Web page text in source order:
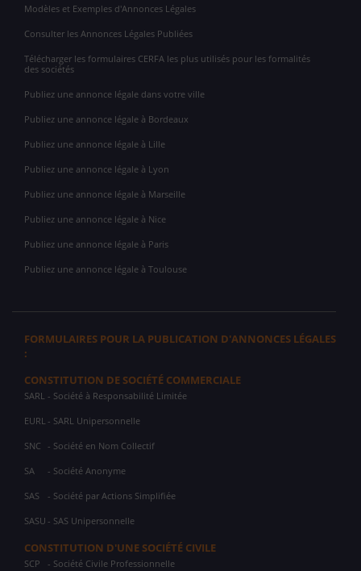
Modèles et Exemples d'Annonces Légales
Consulter les Annonces Légales Publiées
Télécharger les formulaires CERFA les plus utilisés pour les formalités
des sociétés
Publiez une annonce légale dans votre ville
Publiez une annonce légale à Bordeaux
Publiez une annonce légale à Lille
Publiez une annonce légale à Lyon
Publiez une annonce légale à Marseille
Publiez une annonce légale à Nice
Publiez une annonce légale à Paris
Publiez une annonce légale à Toulouse
FORMULAIRES POUR LA PUBLICATION D'ANNONCES LÉGALES
:
CONSTITUTION DE SOCIÉTÉ COMMERCIALE
SARL - Société à Responsabilité Limitée
EURL - SARL Unipersonnelle
SNC - Société en Nom Collectif
SA - Société Anonyme
SAS - Société par Actions Simplifiée
SASU - SAS Unipersonnelle
CONSTITUTION D'UNE SOCIÉTÉ CIVILE
SCP - Société Civile Professionnelle